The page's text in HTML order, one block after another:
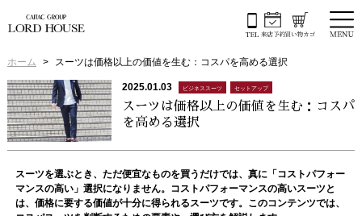
ホーム スーツは価格以上の価値を生む：コスパを高める選択
2025.01.03 ビジネススーツ セットアップ
スーツは価格以上の価値を生む：コスパ
を高める選択
スーツを選ぶとき、ただ便宜なものを買うだけでは、真に「コストパフォー
マンスの高い」選択になりません。コストパフォーマンスの高いスーツと
は、価格に要する価値が十分に得られるスーツです。このコンテンツでは、